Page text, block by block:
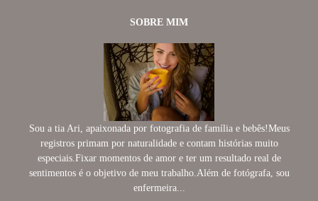
SOBRE MIM
Sou a tia Ari, apaixonada por fotografia de família e bebês!Meus
registros primam por naturalidade e contam histórias muito
especiais.Fixar momentos de amor e ter um resultado real de
sentimentos é o objetivo de meu trabalho.Além de fotógrafa, sou
enfermeira...